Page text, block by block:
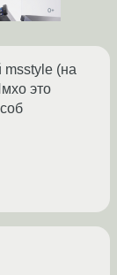
(на
это